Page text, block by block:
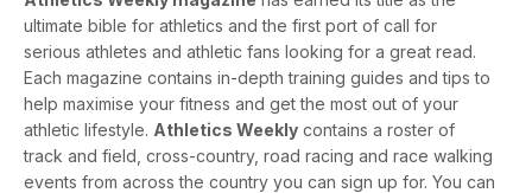
ultimate bible for athletics and the first port of call for
serious athletes and athletic fans looking for a great read.
Each magazine contains in-depth training guides and tips to
help maximise your fitness and get the most out of your
athletic lifestyle. Athletics Weekly contains a roster of
track and field, cross-country, road racing and race walking
events from across the country you can sign up for. You can